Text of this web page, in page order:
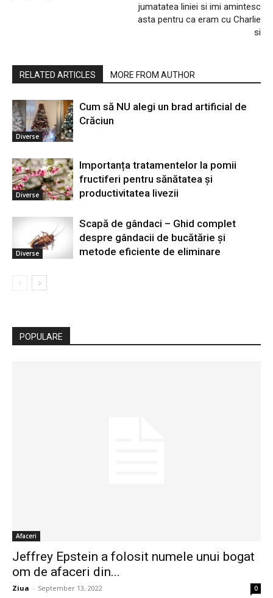
jumatatea liniei si imi amintesc
asta pentru ca eram cu Charlie
si
RELATED ARTICLES MORE FROM AUTHOR
Diverse
Cum să NU alegi un brad artificial de
Crăciun
Diverse
Importanța tratamentelor la pomii
fructiferi pentru sănătatea și
productivitatea livezii
Diverse
Scapă de gândaci – Ghid complet
despre gândacii de bucătărie și
metode eficiente de eliminare
POPULARE
Afaceri
Jeffrey Epstein a folosit numele unui bogat
om de afaceri din...
Ziua - September 13, 2022 0